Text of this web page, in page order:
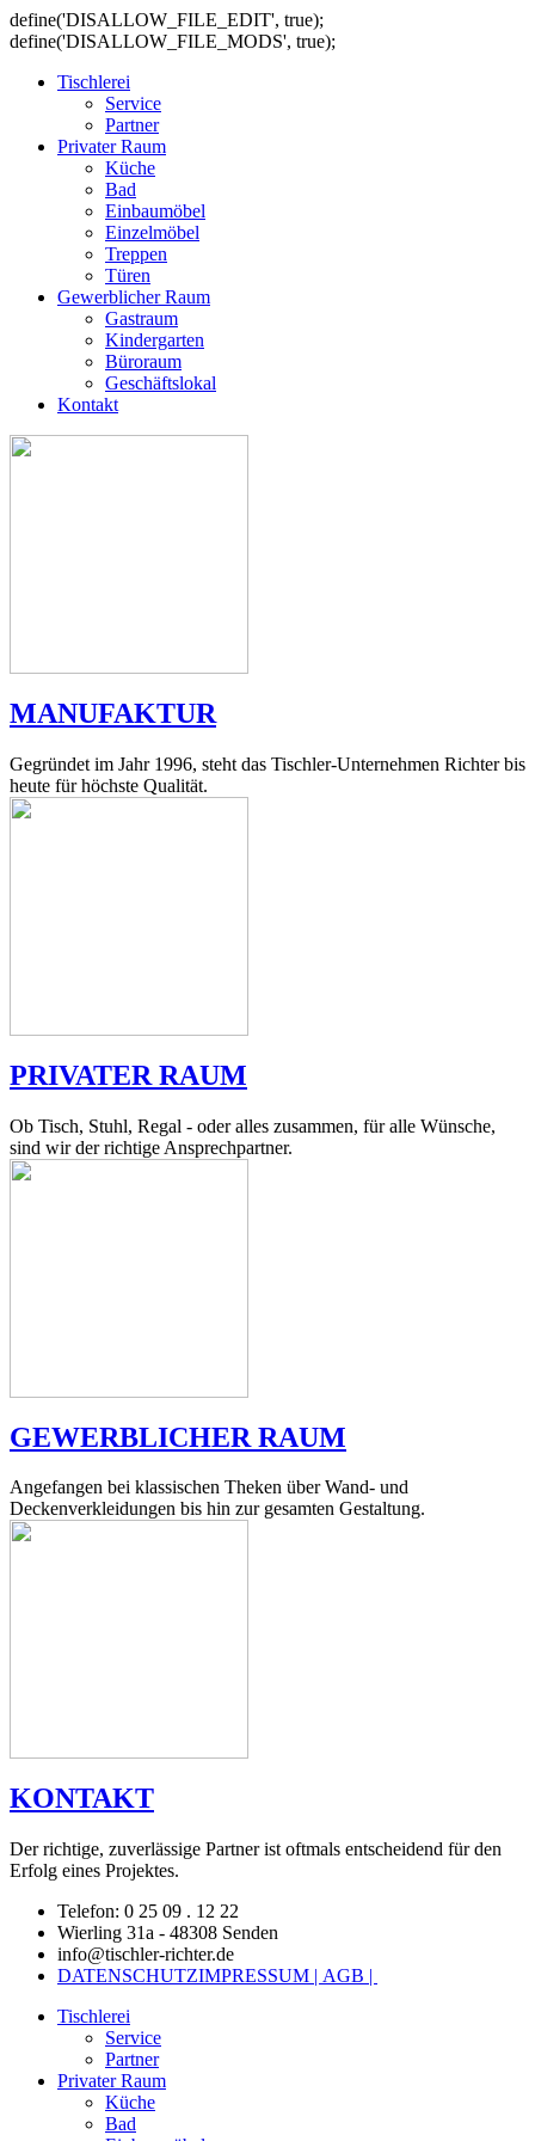
define('DISALLOW_FILE_EDIT', true);
define('DISALLOW_FILE_MODS', true);
Tischlerei
Service
Partner
Privater Raum
Küche
Bad
Einbaumöbel
Einzelmöbel
Treppen
Türen
Gewerblicher Raum
Gastraum
Kindergarten
Büroraum
Geschäftslokal
Kontakt
MANUFAKTUR
Gegründet im Jahr 1996, steht das Tischler-Unternehmen Richter bis
heute für höchste Qualität.
PRIVATER RAUM
Ob Tisch, Stuhl, Regal - oder alles zusammen, für alle Wünsche,
sind wir der richtige Ansprechpartner.
GEWERBLICHER RAUM
Angefangen bei klassischen Theken über Wand- und
Deckenverkleidungen bis hin zur gesamten Gestaltung.
KONTAKT
Der richtige, zuverlässige Partner ist oftmals entscheidend für den
Erfolg eines Projektes.
Telefon: 0 25 09 . 12 22
Wierling 31a - 48308 Senden
info@tischler-richter.de
DATENSCHUTZIMPRESSUM | AGB |
Tischlerei
Service
Partner
Privater Raum
Küche
Bad